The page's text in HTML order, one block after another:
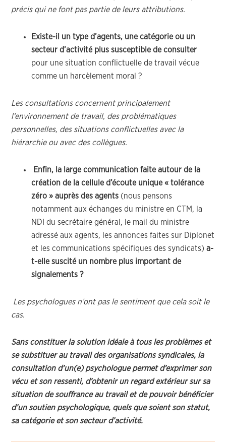
précis qui ne font pas partie de leurs attributions.
Existe-il un type d’agents, une catégorie ou un
secteur d’activité plus susceptible de consulter
pour une situation conflictuelle de travail vécue
comme un harcèlement moral ?
Les consultations concernent principalement
l’environnement de travail, des problématiques
personnelles, des situations conflictuelles avec la
hiérarchie ou avec des collègues.
Enfin, la large communication faite autour de la
création de la cellule d’écoute unique « tolérance
zéro » auprès des agents (nous pensons
notamment aux échanges du ministre en CTM, la
NDI du secrétaire général, le mail du ministre
adressé aux agents, les annonces faites sur Diplonet
et les communications spécifiques des syndicats)a-
t-elle suscité un nombre plus important de
signalements ?
Les psychologues n’ont pas le sentiment que cela soit le
cas.
Sans constituer la solution idéale à tous les problèmes et
se substituer au travail des organisations syndicales, la
consultation d’un(e) psychologue permet d’exprimer son
vécu et son ressenti, d’obtenir un regard extérieur sur sa
situation de souffrance au travail et de pouvoir bénéficier
d’un soutien psychologique, quels que soient son statut,
sa catégorie et son secteur d’activité.